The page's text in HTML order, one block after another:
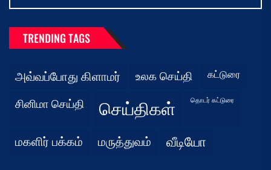
TRENDING TAGS
அவ்வப்போது கிளாமர் உலக செய்தி கட்டுரை
சினிமா செய்தி செய்திகள் தொடர் கட்டுரை
மகளிர் பக்கம் மருத்துவம் வீடியோ